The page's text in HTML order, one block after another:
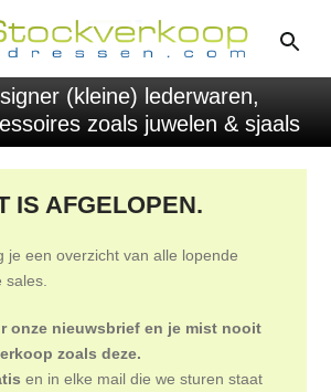
(kleine) lederwaren,
zoals juwelen & sjaals
IS AFGELOPEN.
je een overzicht van alle lopende
onze nieuwsbrief en je mist nooit
zoals deze.
en in elke mail die we sturen staat